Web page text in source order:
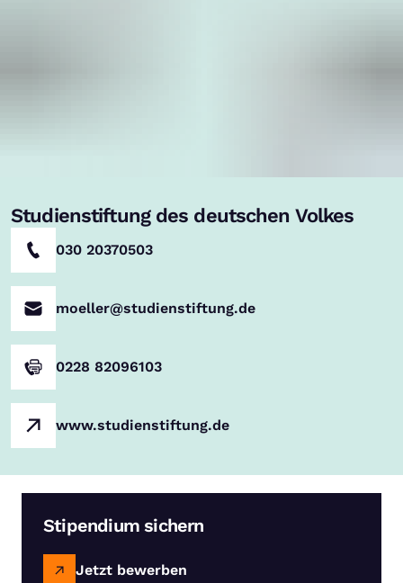
Studienstiftung des deutschen Volkes
030 20370503
moeller@studienstiftung.de
0228 82096103
www.studienstiftung.de
Stipendium sichern
Jetzt bewerben